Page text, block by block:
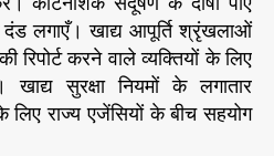
लगाएँ। खाद्य आपूर्ति श्रृंखलाओं
करने वाले व्यक्तियों के लिए
खाद्य सुरक्षा नियमों के लगातार
लिए राज्य एजेंसियों के बीच सहयोग